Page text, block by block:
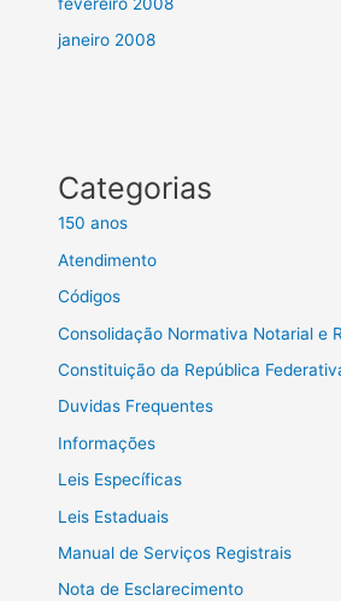
janeiro 2008
Categorias
150 anos
Atendimento
Códigos
Consolidação Normativa Notarial e
Constituição da República
Duvidas Frequentes
Informações
Leis Específicas
Leis Estaduais
Manual de Serviços Registrais
Nota de Esclarecimento